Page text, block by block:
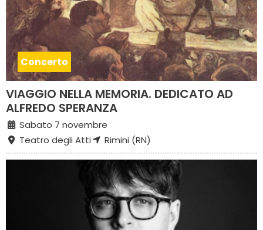
Concerto
VIAGGIO NELLA MEMORIA. DEDICATO AD
ALFREDO SPERANZA
Sabato 7 novembre
Teatro degli Atti
Rimini (RN)